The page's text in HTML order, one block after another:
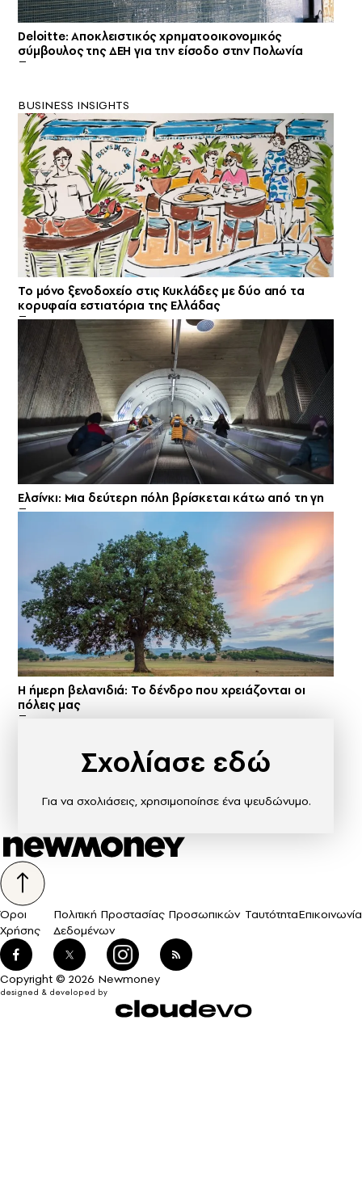
Deloitte: Αποκλειστικός χρηματοοικονομικός
σύμβουλος της ΔΕΗ για την είσοδο στην Πολωνία
BUSINESS INSIGHTS
Το μόνο ξενοδοχείο στις Κυκλάδες με δύο από τα
κορυφαία εστιατόρια της Ελλάδας
Ελσίνκι: Mια δεύτερη πόλη βρίσκεται κάτω από τη γη
Η ήμερη βελανιδιά: Το δένδρο που χρειάζονται οι
πόλεις μας
Σχολίασε εδώ
Για να σχολιάσεις, χρησιμοποίησε ένα ψευδώνυμο.
Όροι
Χρήσης
Πολιτική Προστασίας Προσωπικών
Δεδομένων
ΤαυτότηταΕπικοινωνία
Copyright © 2026 Newmoney
designed & developed by